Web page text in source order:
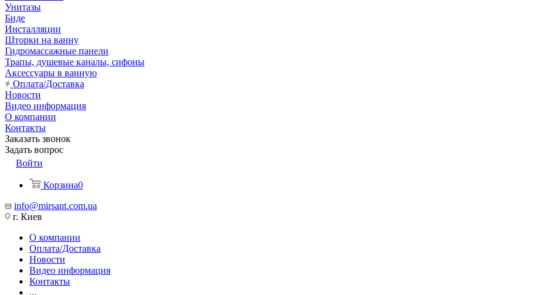
Унитазы
Биде
Инсталляции
Шторки на ванну
Гидромассажные панели
Трапы, душевые каналы, сифоны
Аксессуары в ванную
Оплата/Доставка
Новости
Видео информация
О компании
Контакты
Заказать звонок
Задать вопрос
Войти
Корзина0
info@mirsant.com.ua
г. Киев
О компании
Оплата/Доставка
Новости
Видео информация
Контакты
...